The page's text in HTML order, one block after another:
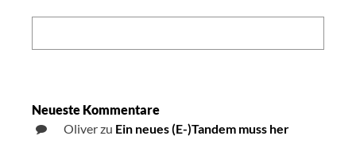
Neueste Kommentare
Oliverzu Ein neues (E-)Tandem muss her